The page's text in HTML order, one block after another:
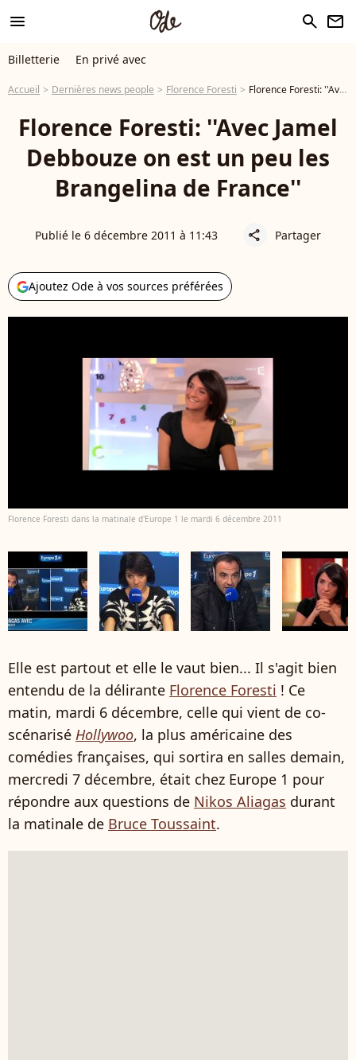
menu search newsletter
Billetterie En privé avec
Accueil Dernières news people Florence Foresti Florence Foresti: ''Avec Jamel Debbouze on est un peu les Brangelina de France''
Florence Foresti: ''Avec Jamel
Debbouze on est un peu les
Brangelina de France''
Publié le 6 décembre 2011 à 11:43 share Partager
Ajoutez Ode à vos sources préférées
Florence Foresti dans la matinale d'Europe 1 le mardi 6 décembre 2011
Elle est partout et elle le vaut bien... Il s'agit bien
entendu de la délirante Florence Foresti ! Ce
matin, mardi 6 décembre, celle qui vient de co-
scénarisé Hollywoo, la plus américaine des
comédies françaises, qui sortira en salles demain,
mercredi 7 décembre, était chez Europe 1 pour
répondre aux questions de Nikos Aliagas durant
la matinale de Bruce Toussaint.